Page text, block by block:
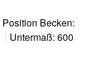
Position Becken:
| Untermaß: 600